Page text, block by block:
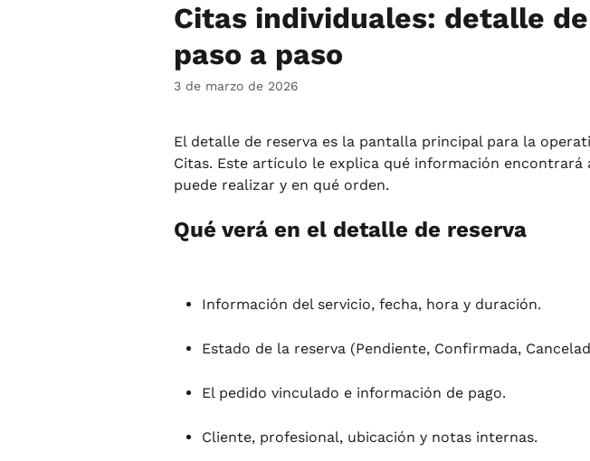
Citas individuales: detalle
paso a paso
3 de marzo de 2026
El detalle de reserva es la pantalla principal para la
Citas. Este artículo le explica qué información encontrará
puede realizar y en qué orden.
Qué verá en el detalle de reserva
Información del servicio, fecha, hora y duración.
Estado de la reserva (Pendiente, Confirmada,
El pedido vinculado e información de pago.
Cliente, profesional, ubicación y notas internas.